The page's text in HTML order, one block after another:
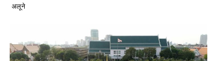
अलूने